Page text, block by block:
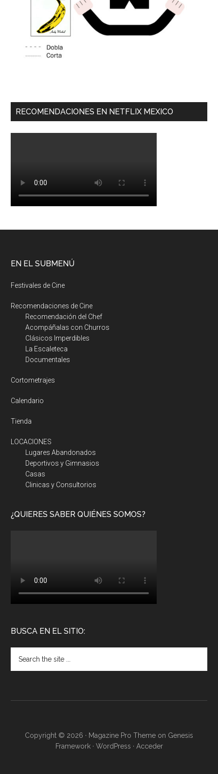
RECOMENDACIONES EN NETFLIX MEXICO
EN EL SUBMENÚ
Festivales de Cine
Recomendaciones de Cine
Recomendación del Chef
Acompáñalas con Churros
Clásicos Imperdibles
La Escaleteca
Documentales
Cortometrajes
Calendario
Tienda
LOCACIONES
Lugares Abandonados
Deportivos y Gimnasios
Casas
Clinicas y Consultorios
¿QUIERES SABER QUIÉNES SOMOS?
BUSCA EN EL SITIO:
Copyright © 2026 · Magazine Pro Theme on Genesis
Framework· WordPress · Acceder